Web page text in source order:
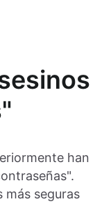
han
más seguras